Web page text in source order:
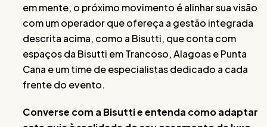
em mente, o próximo movimento é alinhar sua visão
com um operador que ofereça a gestão integrada
descrita acima, como a Bisutti, que conta com
espaços da Bisutti em Trancoso, Alagoas e Punta
Cana e um time de especialistas dedicado a cada
frente do evento.
Converse com a Bisutti e entenda como adaptar